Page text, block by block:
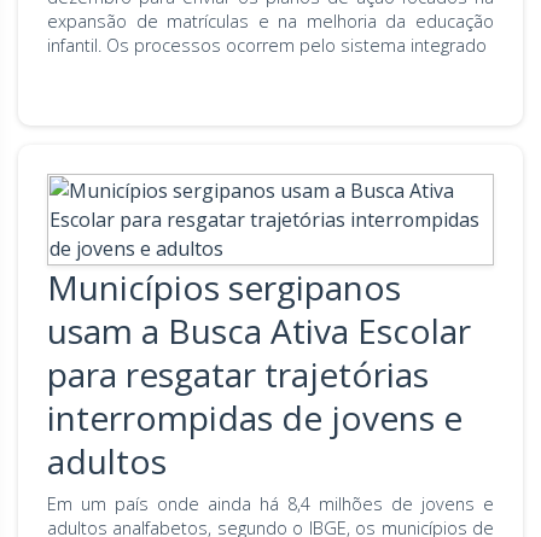
expansão de matrículas e na melhoria da educação
infantil. Os processos ocorrem pelo sistema integrado
Municípios sergipanos
usam a Busca Ativa Escolar
para resgatar trajetórias
interrompidas de jovens e
adultos
Em um país onde ainda há 8,4 milhões de jovens e
adultos analfabetos, segundo o IBGE, os municípios de